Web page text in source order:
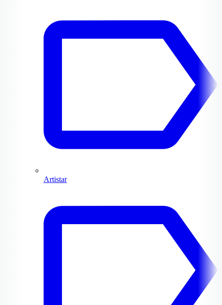
Artistar